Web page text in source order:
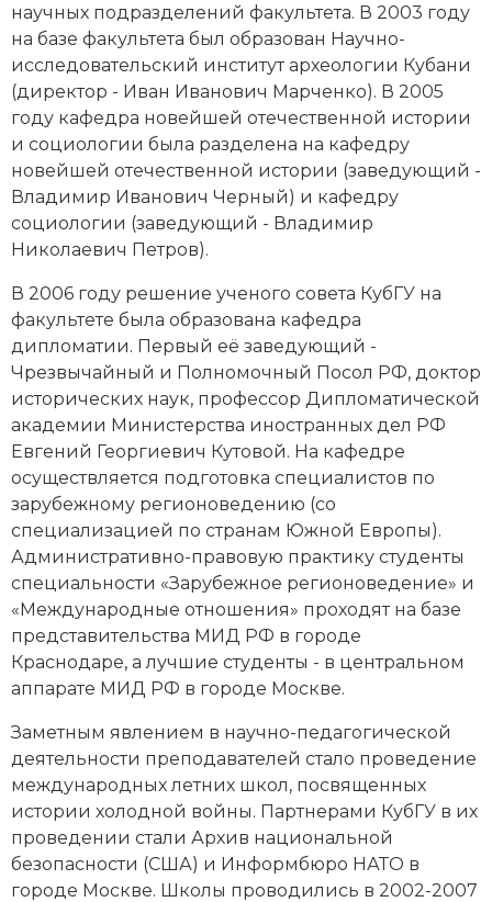
научных подразделений факультета. В 2003 году
на базе факультета был образован Научно-
исследовательский институт археологии Кубани
(директор - Иван Иванович Марченко). В 2005
году кафедра новейшей отечественной истории
и социологии была разделена на кафедру
новейшей отечественной истории (заведующий -
Владимир Иванович Черный) и кафедру
социологии (заведующий - Владимир
Николаевич Петров).
В 2006 году решение ученого совета КубГУ на
факультете была образована кафедра
дипломатии. Первый её заведующий -
Чрезвычайный и Полномочный Посол РФ, доктор
исторических наук, профессор Дипломатической
академии Министерства иностранных дел РФ
Евгений Георгиевич Кутовой. На кафедре
осуществляется подготовка специалистов по
зарубежному регионоведению (со
специализацией по странам Южной Европы).
Административно-правовую практику студенты
специальности «Зарубежное регионоведение» и
«Международные отношения» проходят на базе
представительства МИД РФ в городе
Краснодаре, а лучшие студенты - в центральном
аппарате МИД РФ в городе Москве.
Заметным явлением в научно-педагогической
деятельности преподавателей стало проведение
международных летних школ, посвященных
истории холодной войны. Партнерами КубГУ в их
проведении стали Архив национальной
безопасности (США) и Информбюро НАТО в
городе Москве. Школы проводились в 2002-2007